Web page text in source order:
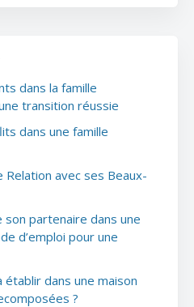
dans la famille
transition réussie
dans une famille
Relation avec ses Beaux-
son partenaire dans une
d’emploi pour une
dans une maison
?